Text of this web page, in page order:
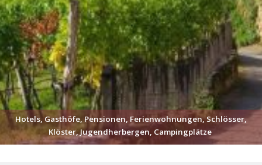
Hotels, Gasthöfe, Pensionen, Ferienwohnungen, Schlösser,
Klöster, Jugendherbergen, Campingplätze